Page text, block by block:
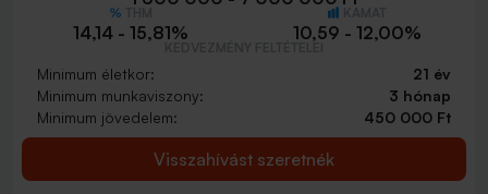
14,14 - 15,81% 10,59 - 12,00%
Minimum életkor:
21 év
Minimum munkaviszony:
3 hónap
Minimum jövedelem:
450 000 Ft
Visszahívást szeretnék